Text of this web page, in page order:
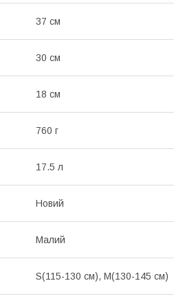
37 см
30 см
18 см
760 г
17.5 л
Новий
Малий
S(115-130 см), M(130-145 см)